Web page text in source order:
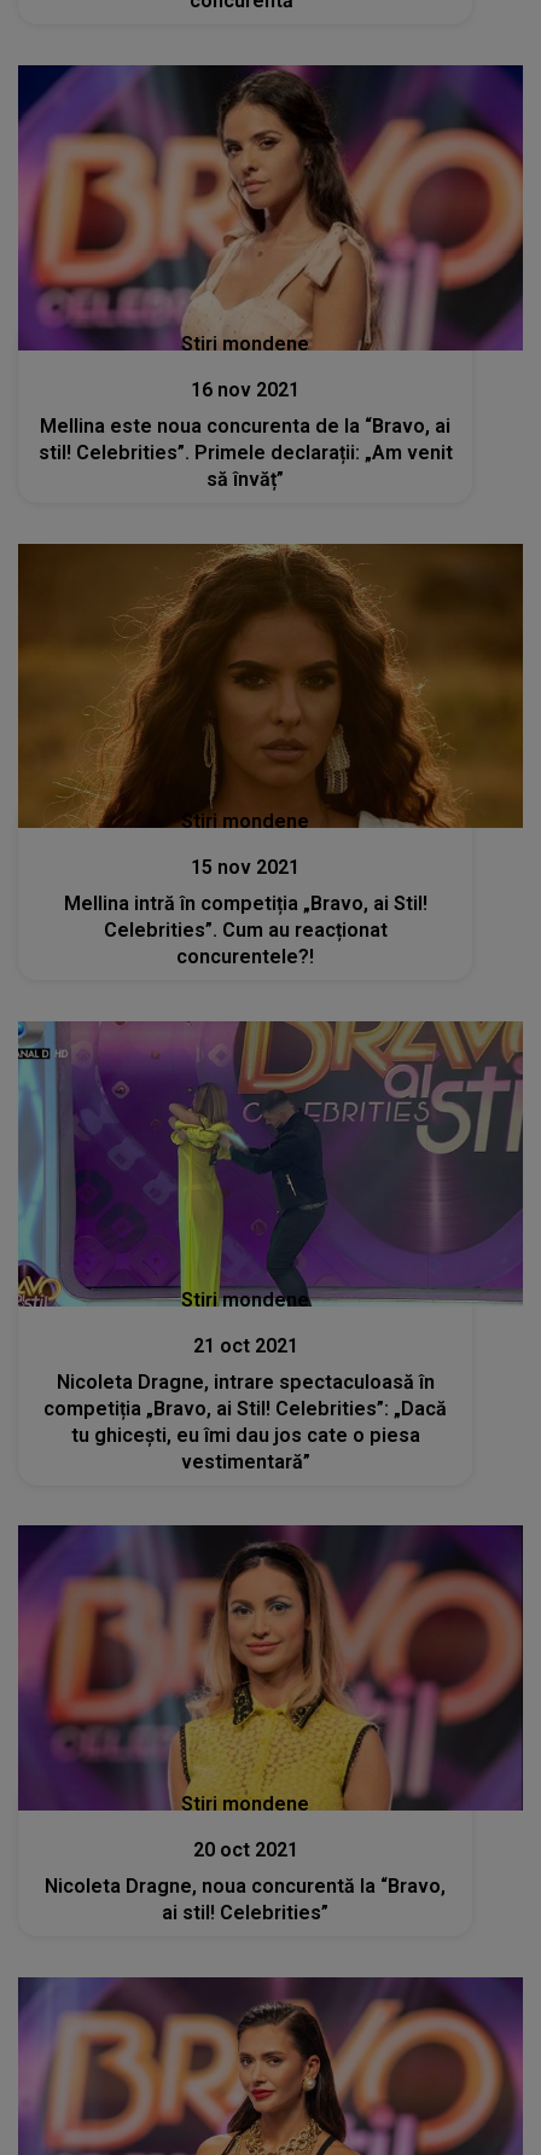
Stiri mondene
16 nov 2021
Mellina este noua concurenta de la “Bravo, ai
stil! Celebrities”. Primele declarații: „Am venit
să învăț”
Stiri mondene
15 nov 2021
Mellina intră în competiția „Bravo, ai Stil!
Celebrities”. Cum au reacționat
concurentele?!
Stiri mondene
21 oct 2021
Nicoleta Dragne, intrare spectaculoasă în
competiția „Bravo, ai Stil! Celebrities”: „Dacă
tu ghicești, eu îmi dau jos cate o piesa
vestimentară”
Stiri mondene
20 oct 2021
Nicoleta Dragne, noua concurentă la “Bravo,
ai stil! Celebrities”